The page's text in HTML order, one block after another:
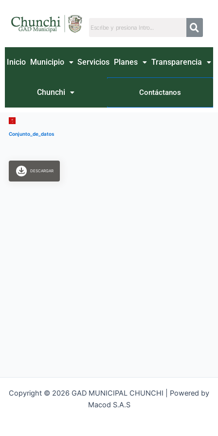
contenido
Inicio Municipio Servicios Planes Transparencia
Chunchi Contáctanos
Conjunto_de_datos
DESCARGAR
Copyright © 2026 GAD MUNICIPAL CHUNCHI | Powered by
Macod S.A.S